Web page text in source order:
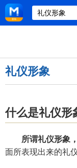
礼仪形象
什么是礼仪形
所谓礼仪形象，
面所表现出来的礼